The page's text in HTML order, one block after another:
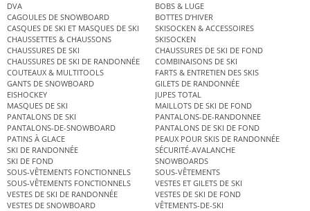
DVA
BOBS & LUGE
CAGOULES DE SNOWBOARD
BOTTES D’HIVER
CASQUES DE SKI ET MASQUES DE SKI
SKISOCKEN & ACCESSOIRES
CHAUSSETTES & CHAUSSONS
SKISOCKEN
CHAUSSURES DE SKI
CHAUSSURES DE SKI DE FOND
CHAUSSURES DE SKI DE RANDONNÉE
COMBINAISONS DE SKI
COUTEAUX & MULTITOOLS
FARTS & ENTRETIEN DES SKIS
GANTS DE SNOWBOARD
GILETS DE RANDONNÉE
EISHOCKEY
JUPES TOTAL
MASQUES DE SKI
MAILLOTS DE SKI DE FOND
PANTALONS DE SKI
PANTALONS-DE-RANDONNEE
PANTALONS-DE-SNOWBOARD
PANTALONS DE SKI DE FOND
PATINS À GLACE
PEAUX POUR SKIS DE RANDONNÉE
SKI DE RANDONNÉE
SÉCURITÉ-AVALANCHE
SKI DE FOND
SNOWBOARDS
SOUS-VÊTEMENTS FONCTIONNELS
SOUS-VÊTEMENTS
SOUS-VÊTEMENTS FONCTIONNELS
VESTES ET GILETS DE SKI
VESTES DE SKI DE RANDONNÉE
VESTES DE SKI DE FOND
VESTES DE SNOWBOARD
VÊTEMENTS-DE-SKI